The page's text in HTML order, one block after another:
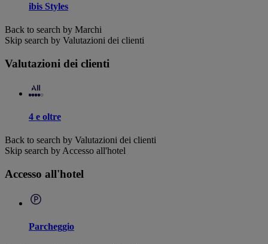
ibis Styles
Back to search by Marchi
Skip search by Valutazioni dei clienti
Valutazioni dei clienti
4 e oltre
Back to search by Valutazioni dei clienti
Skip search by Accesso all'hotel
Accesso all'hotel
Parcheggio